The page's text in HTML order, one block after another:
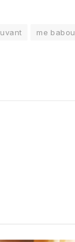
me babou